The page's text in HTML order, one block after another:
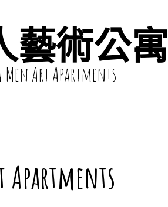
藝術公寓
Men Art Apartments
Apartments